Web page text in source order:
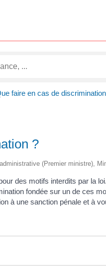
faire en cas de
?
(Premier ministre),
des motifs interdits par la
fondée sur un de ces
à une sanction pénale et à